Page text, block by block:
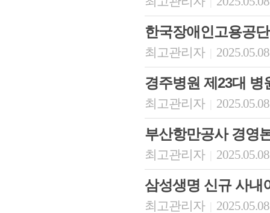
한국장애인고용공
최고관리자
경주병원 제23대 병
최고관리자
부산항만공사 경영
최고관리자
삼성생명 신규 사내
최고관리자